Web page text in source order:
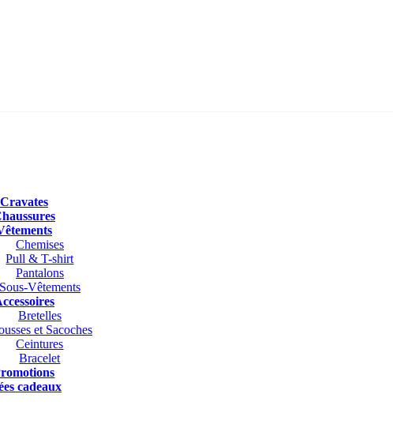
Cravates
Chemises
Pull & T-shirt
Pantalons
Vêtements
Bretelles
et Sacoches
Ceintures
Bracelet
cadeaux